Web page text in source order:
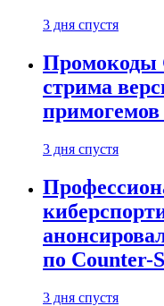
3 дня спустя
Промокоды
стрима
примогемов
3 дня спустя
по Counter-
3 дня спустя